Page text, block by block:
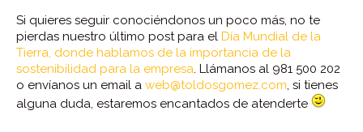
Si quieres seguir conociéndonos un poco más, no te
pierdas nuestro último post para el Día Mundial de la
Tierra, donde hablamos de la importancia de la
sostenibilidad para la empresa . Llámanos al 981 500 202
o envíanos un email a web@toldosgomez.com , si tienes
alguna duda, estaremos encantados de atenderte